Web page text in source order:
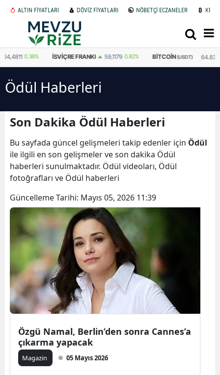
ALTIN FİYATLARI DÖVİZ FİYATLARI NÖBETÇİ ECZANELER
İSVIÇRE FRANKI 59,1179 0.82% BITCOIN(USDT) 64.830,22 -0.259%
Ödül Haberleri
Son Dakika Ödül Haberleri
Bu sayfada güncel gelişmeleri takip edenler için Ödül
ile ilgili en son gelişmeler ve son dakika Ödül
haberleri sunulmaktadır. Ödül videoları, Ödül
fotoğrafları ve Ödül haberleri
Güncelleme Tarihi: Mayıs 05, 2026 11:39
Özgü Namal, Berlin’den sonra Cannes’a
çıkarma yapacak
Magazin 05 Mayıs 2026